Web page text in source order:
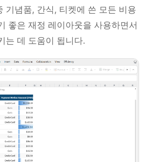
기념품, 간식, 티켓에 쓴 모든 비용
좋은 재정 레이아웃을 사용하면서
는 데 도움이 됩니다.